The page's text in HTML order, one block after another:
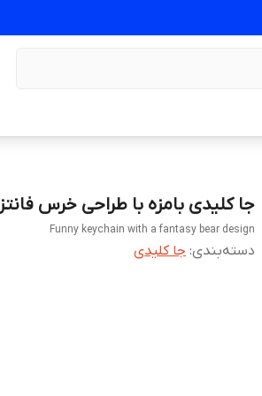
جا کلیدی بامزه با طراحی خرس فانتز
Funny keychain with a fantasy bear design
دسته‌بندی: جا کلیدی